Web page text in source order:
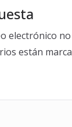
electrónico
están